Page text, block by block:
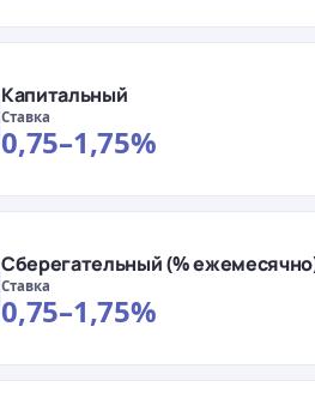
Капитальный
Ставка
0,75–1,75%
Сберегательный (%
Ставка
0,75–1,75%